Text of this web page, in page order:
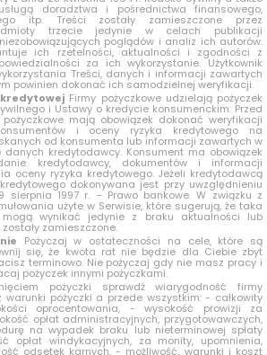
doradztwa i pośrednictwa finansowego,
itp. Treści zostały zamieszczone przez
trzecie jedynie w celach publikacji
poglądów i analiz ich autorów.
ich rzetelności, aktualności i zgodności z
za ich wykorzystanie. Użytkownik
Treści, danych i informacji zawartych
powinien dokonać ich samodzielnej weryfikacji.
Firmy pożyczkowe udzielają pożyczek
i Ustawy o kredycie konsumenckim. Przed
mają obowiązek dokonać weryfikacji
i oceny ryzyka kredytowego na
od konsumenta lub informacji zawartych w
kredytodawcy. Konsument ma obowiązek
kredytodawcy, dokumentów i informacji
oceny ryzyka kredytowego. Jeżeli kredytodawcą
dokonywana jest przy uwzględnieniu
1997 r. – Prawo bankowe. W związku z
użyte w Serwisie, które sugerują, że taka
wynikać jedynie z braku aktualności lub
zamieszczone.
Pożyczaj w ostateczności na cele, które są
się, że kwota rat nie będzie dla Ciebie zbyt
terminowo. Nie pożyczaj gdy nie masz pracy i
pożyczek innymi pożyczkami.
pożyczki sprawdź wiarygodność firmy
warunki pożyczki a przede wszystkim: - całkowity
oprocentowania, - wysokość prowizji za
opłat administracyjnych, przygotowawczych,
na wypadek braku lub nieterminowej spłaty
opłat windykacyjnych, za monity, upomnienia,
odsetek karnych, - możliwość, warunki i koszt